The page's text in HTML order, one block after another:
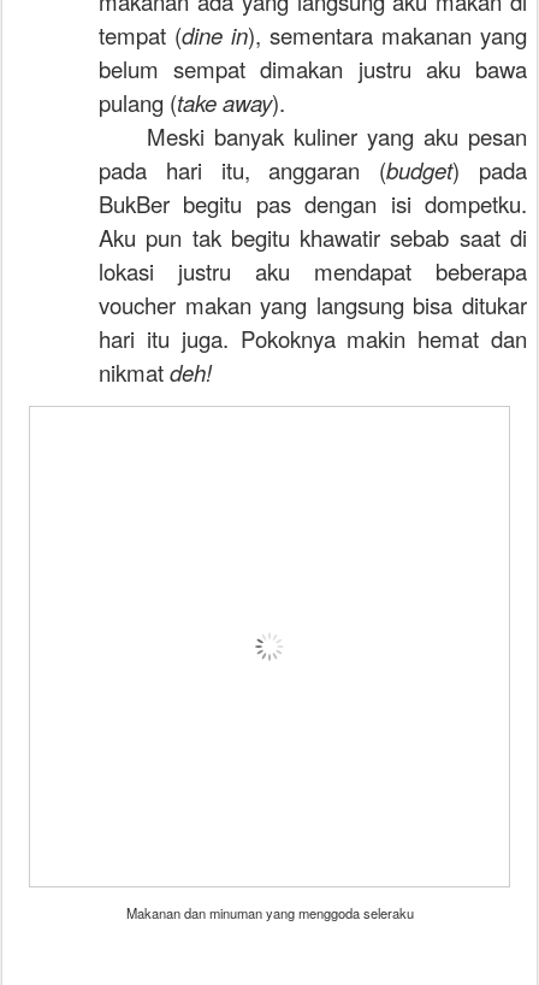
tempat (dine in), sementara makanan yang
belum sempat dimakan justru aku bawa
pulang (take away).
Meski banyak kuliner yang aku pesan
pada hari itu, anggaran (budget) pada
BukBer begitu pas dengan isi dompetku.
Aku pun tak begitu khawatir sebab saat di
lokasi justru aku mendapat beberapa
voucher makan yang langsung bisa ditukar
hari itu juga. Pokoknya makin hemat dan
nikmatdeh!
Makanan dan minuman yang menggoda seleraku